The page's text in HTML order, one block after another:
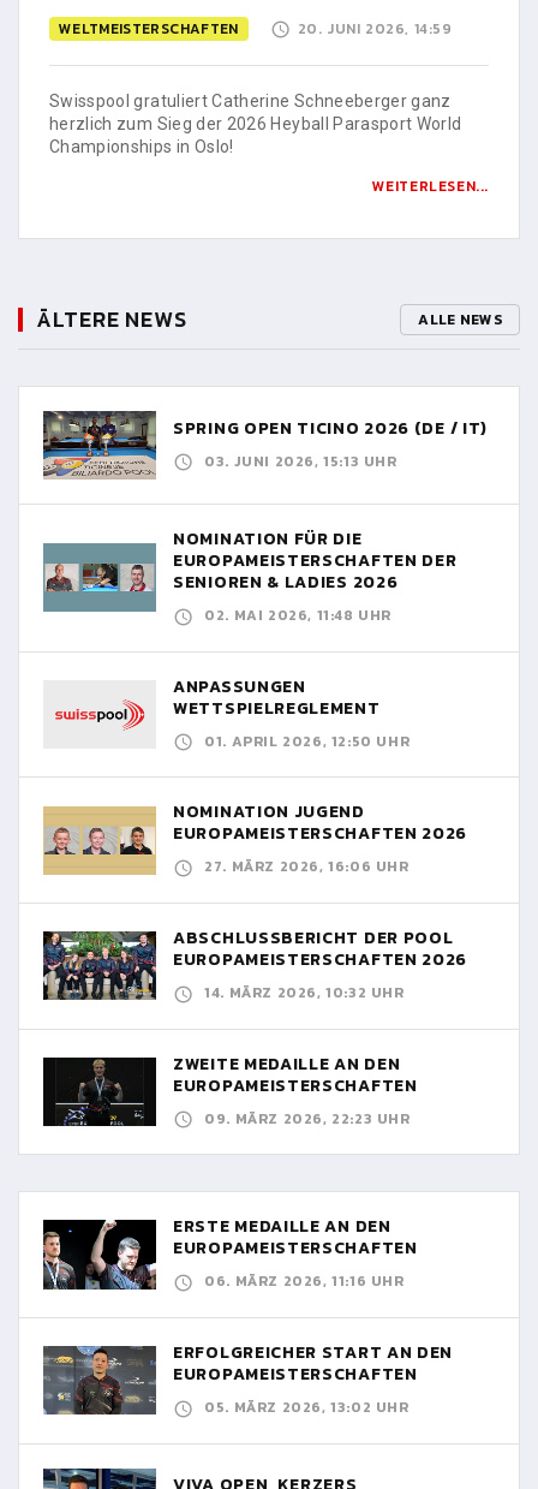
WELTMEISTERSCHAFTEN 20. JUNI 2026, 14:59
Swisspool gratuliert Catherine Schneeberger ganz
herzlich zum Sieg der 2026 Heyball Parasport World
Championships in Oslo!
WEITERLESEN...
ÄLTERE NEWS ALLE NEWS
SPRING OPEN TICINO 2026 (DE / IT)
03. JUNI 2026, 15:13 UHR
NOMINATION FÜR DIE
EUROPAMEISTERSCHAFTEN DER
SENIOREN & LADIES 2026
02. MAI 2026, 11:48 UHR
ANPASSUNGEN
WETTSPIELREGLEMENT
01. APRIL 2026, 12:50 UHR
NOMINATION JUGEND
EUROPAMEISTERSCHAFTEN 2026
27. MÄRZ 2026, 16:06 UHR
ABSCHLUSSBERICHT DER POOL
EUROPAMEISTERSCHAFTEN 2026
14. MÄRZ 2026, 10:32 UHR
ZWEITE MEDAILLE AN DEN
EUROPAMEISTERSCHAFTEN
09. MÄRZ 2026, 22:23 UHR
ERSTE MEDAILLE AN DEN
EUROPAMEISTERSCHAFTEN
06. MÄRZ 2026, 11:16 UHR
ERFOLGREICHER START AN DEN
EUROPAMEISTERSCHAFTEN
05. MÄRZ 2026, 13:02 UHR